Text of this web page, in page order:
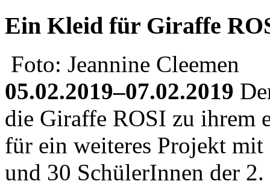
Ein Kleid für Giraffe
Foto: Jeannine Cleemen
05.02.2019–07.02.2019
die Giraffe ROSI zu ihrem
für ein weiteres Projekt
und 30 SchülerInnen der